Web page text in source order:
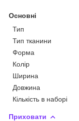
Основні
Тип
Тип тканини
Форма
Колір
Ширина
Довжина
Кількість в наборі
Приховати